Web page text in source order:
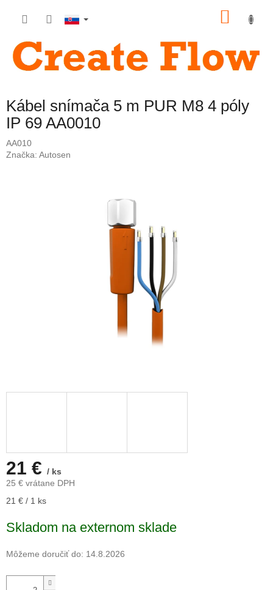
Kábel snímača 5 m PUR M8 4 póly
IP 69 AA0010
AA010
Značka: Autosen
21 € / ks
25 € vrátane DPH
Jednotková
21 € / 1 ks
Skladom na externom sklade
Môžeme doručiť do: 14.8.2026